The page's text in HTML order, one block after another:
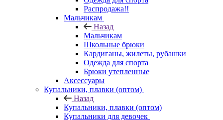
Распродажа!!
Мальчикам
Назад
Мальчикам
Школьные брюки
Кардиганы, жилеты, рубашки
Одежда для спорта
Брюки утепленные
Аксессуары
Купальники, плавки (оптом)
Назад
Купальники, плавки (оптом)
Купальники для девочек